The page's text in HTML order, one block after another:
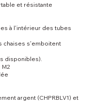
et résistante
à l'intérieur des tubes
chaises s'emboitent
disponibles).
argent (CHPRBLV1) et